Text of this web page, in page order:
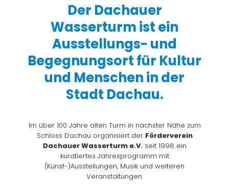
Der Dachauer
Wasserturm ist ein
Ausstellungs- und
Begegnungsort für Kultur
und Menschen in der
Stadt Dachau.
Im über 100 Jahre alten Turm in nächster Nähe zum
Schloss Dachau organisiert der Förderverein
Dachauer Wasserturm e.V.seit 1998 ein
kuratiertes Jahresprogramm mit
(Kunst-)Ausstellungen, Musik und weiteren
Veranstaltungen.